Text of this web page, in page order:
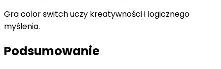
Gra color switch uczy kreatywności i logicznego
myślenia.
Podsumowanie